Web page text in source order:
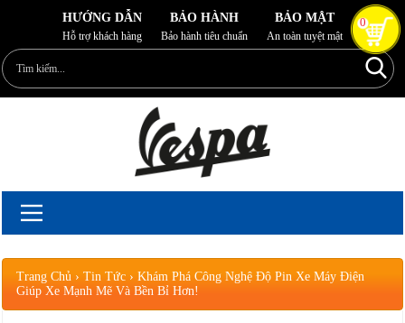
0
HƯỚNG DẪN
Hỗ trợ khách hàng
BẢO HÀNH
Bảo hành tiêu chuẩn
BẢO MẬT
An toàn tuyệt mật
Trang Chủ ›Tin Tức ›Khám Phá Công Nghệ Độ Pin Xe Máy Điện
Giúp Xe Mạnh Mẽ Và Bền Bỉ Hơn!